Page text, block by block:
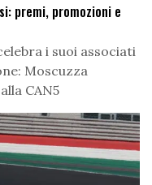
premi, promozioni e
i suoi associati
Moscuzza
CAN5